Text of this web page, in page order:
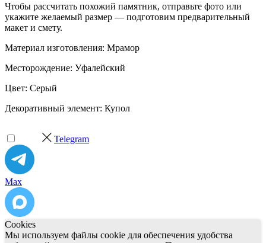
Чтобы рассчитать похожий памятник, отправьте фото или
укажите желаемый размер — подготовим предварительный
макет и смету.
Материал изготовления: Мрамор
Месторождение: Уфалейский
Цвет: Серый
Декоративный элемент: Купол
Telegram
Max
Cookies
Мы используем файлы cookie для обеспечения удобства